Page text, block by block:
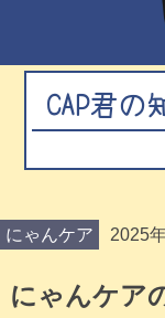
CAP君
にゃんケア 2025
にゃんケア